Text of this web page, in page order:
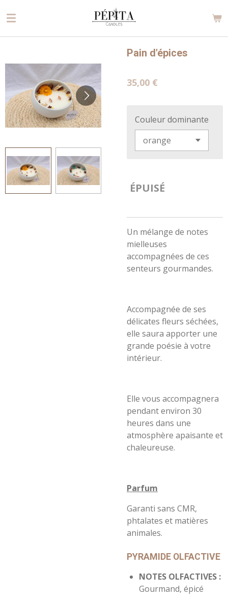
au
Pain d'épices
35,00 €
Couleur dominante
ÉPUISÉ
Un mélange de notes
mielleuses
accompagnées de ces
senteurs gourmandes.
Accompagnée de ses
délicates fleurs séchées,
elle saura apporter une
grande poésie à votre
intérieur.
Elle vous accompagnera
pendant environ 30
heures dans une
atmosphère apaisante et
chaleureuse.
Parfum
Garanti sans CMR,
phtalates et matières
animales.
PYRAMIDE OLFACTIVE
NOTES OLFACTIVES :
Gourmand, épicé